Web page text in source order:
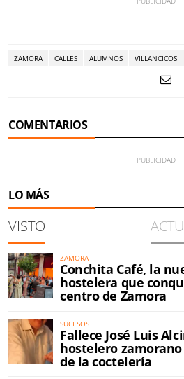
ZAMORA CALLES ALUMNOS VILLANCICOS
COMENTARIOS
LO MÁS
VISTO
ZAMORA
Conchita Café, la
hostelera que
centro de Zamora
SUCESOS
Fallece José Luis
hostelero
de la coctelería